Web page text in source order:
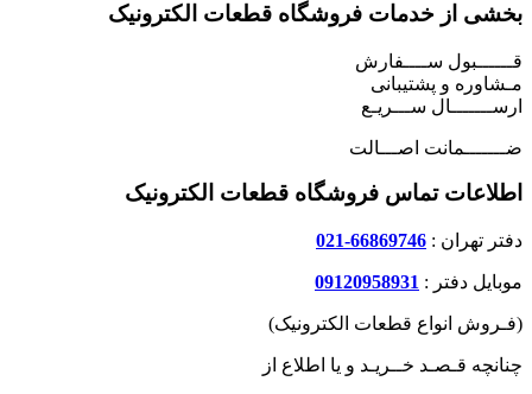
بخشی از خدمات فروشگاه قطعات الکترونیک
قــــــبول ســــفارش
مـشاوره و پشتیبانی
ارســـــــال ســـریـع
ضـــــــمانت اصـــالت
اطلاعات تماس فروشگاه قطعات الکترونیک
دفتر تهران : 66869746-021
موبایل دفتر : 09120958931
(فـروش انواع قطعات الکترونیک)
چنانچه قـصـد خــریـد و یا اطلاع از